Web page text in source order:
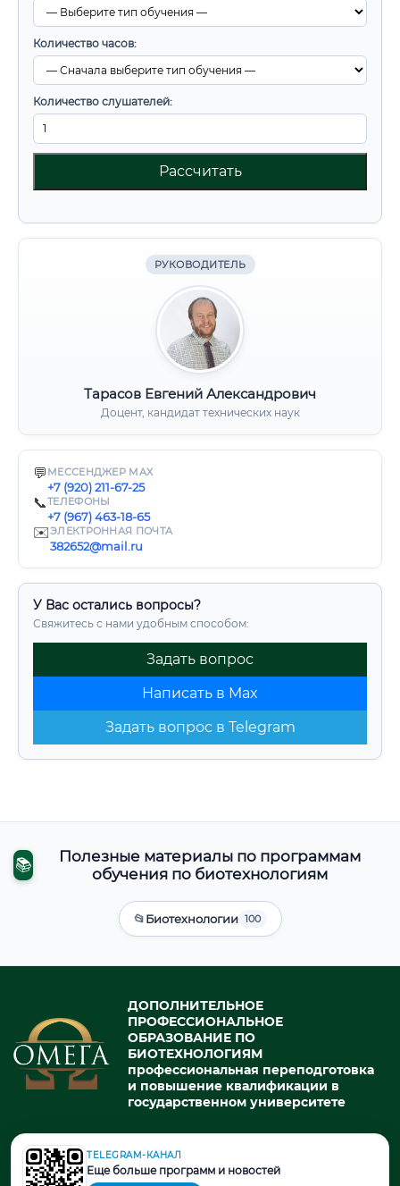
Количество часов:
Количество слушателей:
Рассчитать
РУКОВОДИТЕЛЬ
Тарасов Евгений Александрович
Доцент, кандидат технических наук
💬 МЕССЕНДЖЕР MAX
+7 (920) 211-67-25
📞ТЕЛЕФОНЫ
+7 (967) 463-18-65
✉️ЭЛЕКТРОННАЯ ПОЧТА
382652@mail.ru
У Вас остались вопросы?
Свяжитесь с нами удобным способом:
Задать вопрос
Написать в Max
Задать вопрос в Telegram
📚
Полезные материалы по программам
обучения по биотехнологиям
📂Биотехнологии 100
ДОПОЛНИТЕЛЬНОЕ
ПРОФЕССИОНАЛЬНОЕ
ОБРАЗОВАНИЕ ПО
БИОТЕХНОЛОГИЯМ
профессиональная переподготовка
и повышение квалификации в
государственном университете
© 2026. При использовании материалов портала активная ссылка
на источник обязательна.
TELEGRAM-КАНАЛ
Еще больше программ и новостей